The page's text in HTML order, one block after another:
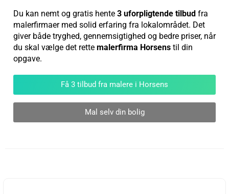
Du kan nemt og gratis hente 3 uforpligtende tilbud fra
malerfirmaer med solid erfaring fra lokalområdet. Det
giver både tryghed, gennemsigtighed og bedre priser, når
du skal vælge det rette malerfirma Horsens til din
opgave.
Få 3 tilbud fra malere i Horsens
Mal selv din bolig